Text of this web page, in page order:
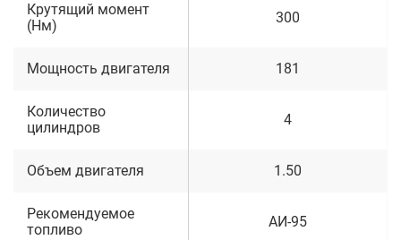
Крутящий момент
(Нм)
300
Мощность двигателя 181
Количество
цилиндров
4
Объем двигателя 1.50
Рекомендуемое
топливо
АИ-95